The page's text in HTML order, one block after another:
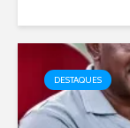
DESTAQUES